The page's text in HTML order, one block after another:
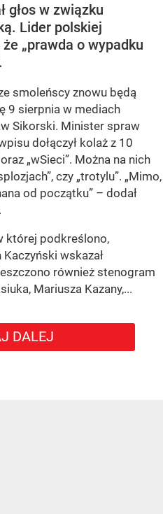
głos w związku
Lider polskiej
„prawda o wypadku
smoleńscy znowu będą
9 sierpnia w mediach
Sikorski. Minister spraw
dołączył kolaż z 10
„wSieci”. Można na nich
czy „trotylu”. „Mimo,
od początku” – dodał
której podkreślono,
Kaczyński wskazał
również stenogram
Mariusza Kazany,...
DALEJ